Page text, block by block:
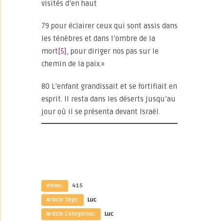
visités d’en haut
79 pour éclairer ceux qui sont assis dans
les ténèbres et dans l’ombre de la
mort [5] , pour diriger nos pas sur le
chemin de la paix.»
80 L’enfant grandissait et se fortifiait en
esprit. Il resta dans les déserts jusqu’au
jour où il se présenta devant Israël.
Views:
415
Article Tags:
Luc
Article Categories:
Luc